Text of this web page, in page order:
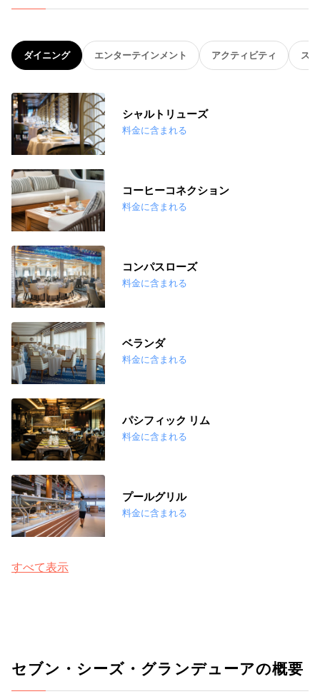
ダイニング エンターテインメント アクティビティ ス
シャルトリューズ
料金に含まれる
コーヒーコネクション
料金に含まれる
コンパスローズ
料金に含まれる
ベランダ
料金に含まれる
パシフィック リム
料金に含まれる
プールグリル
料金に含まれる
すべて表示
セブン・シーズ・グランデューアの概要